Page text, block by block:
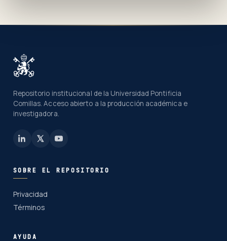
Repositorio institucional de la Universidad Pontificia
Comillas. Acceso abierto a la producción académica e
investigadora.
SOBRE EL REPOSITORIO
Privacidad
Términos
AYUDA